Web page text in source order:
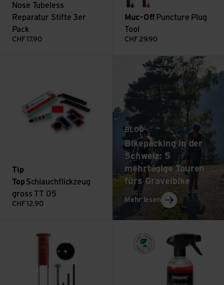
Nose Tubeless
Reparatur Stifte 3er
Pack
CHF 17.90
blackpink
Muc-Off Puncture Plug
Tool
CHF 29.90
Tip
Top Schlauchflickzeug
gross TT 05
CHF 12.90
BLOG
Bikepacking in der
Schweiz: 5
mehrtägige Touren
fürs Gravelbike
Mehr lesen: Bikepacking in
Mehr lesen: Bikepacking in